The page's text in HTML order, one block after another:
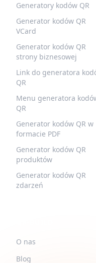
Generatory kodów QR
Generator kodów QR
VCard
Generator kodów QR
strony biznesowej
Link do generatora
QR
Menu generatora
QR
Generator kodów QR w
formacie PDF
Generator kodów QR
produktów
Generator kodów QR
zdarzeń
O nas
Blog